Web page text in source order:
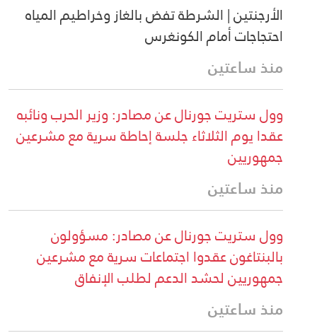
الأرجنتين | الشرطة تفض بالغاز وخراطيم المياه
احتجاجات أمام الكونغرس
منذ ساعتين
وول ستريت جورنال عن مصادر: وزير الحرب ونائبه
عقدا يوم الثلاثاء جلسة إحاطة سرية مع مشرعين
جمهوريين
منذ ساعتين
وول ستريت جورنال عن مصادر: مسؤولون
بالبنتاغون عقدوا اجتماعات سرية مع مشرعين
جمهوريين لحشد الدعم لطلب الإنفاق
منذ ساعتين